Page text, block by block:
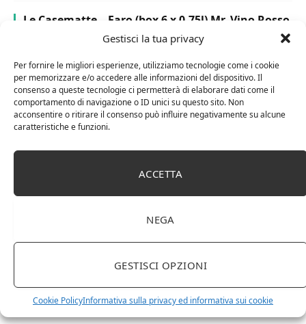
Gestisci la tua privacy
Per fornire le migliori esperienze, utilizziamo tecnologie come i cookie
per memorizzare e/o accedere alle informazioni del dispositivo. Il
consenso a queste tecnologie ci permetterà di elaborare dati come il
comportamento di navigazione o ID unici su questo sito. Non
acconsentire o ritirare il consenso può influire negativamente su alcune
caratteristiche e funzioni.
ACCETTA
NEGA
GESTISCI OPZIONI
Cookie PolicyInformativa sulla privacy ed informativa sui cookie
Le Casematte – Faro (box 6 x 0,75l) Mr. Vino Rosso
PUBBLICITÀ
Hai un negozio specializzato nella vendita di questi
sarai ricontattato al più presto.